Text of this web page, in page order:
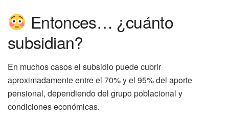
Entonces… ¿cuánto
subsidian?
En muchos casos el subsidio puede cubrir
aproximadamente entre el 70% y el 95% del aporte
pensional, dependiendo del grupo poblacional y
condiciones económicas.